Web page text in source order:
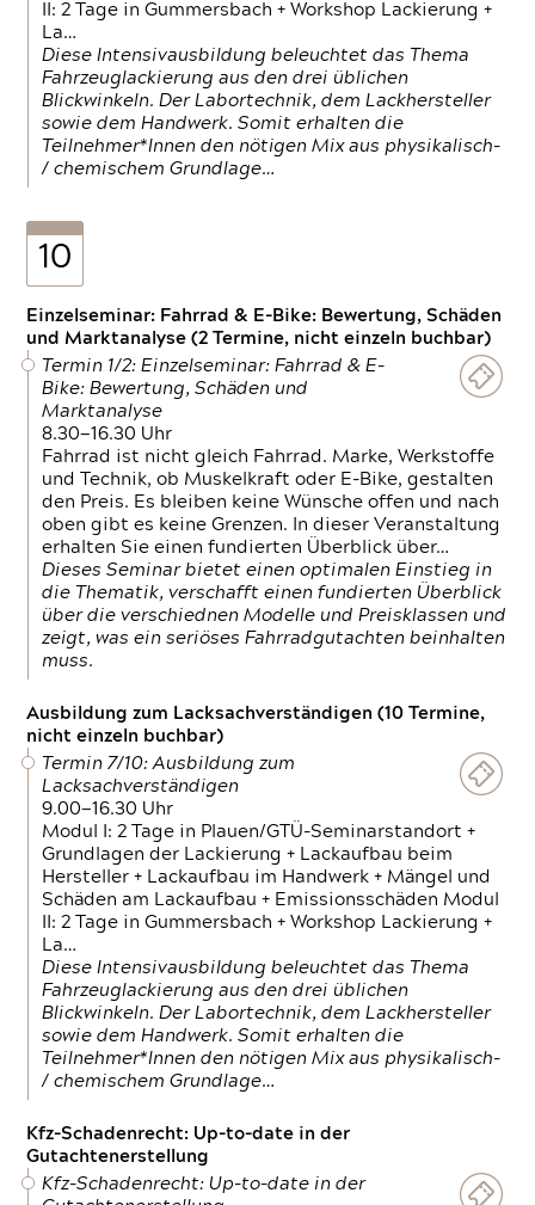
II: 2 Tage in Gummersbach + Workshop Lackierung +
La…
Diese Intensivausbildung beleuchtet das Thema
Fahrzeuglackierung aus den drei üblichen
Blickwinkeln. Der Labortechnik, dem Lackhersteller
sowie dem Handwerk. Somit erhalten die
Teilnehmer*Innen den nötigen Mix aus physikalisch-
/ chemischem Grundlage…
10
Einzelseminar: Fahrrad & E-Bike: Bewertung, Schäden
und Marktanalyse (2 Termine, nicht einzeln buchbar)
Termin 1/2: Einzelseminar: Fahrrad & E-
Bike: Bewertung, Schäden und
Marktanalyse
8.30—16.30 Uhr
Fahrrad ist nicht gleich Fahrrad. Marke, Werkstoffe
und Technik, ob Muskelkraft oder E-Bike, gestalten
den Preis. Es bleiben keine Wünsche offen und nach
oben gibt es keine Grenzen. In dieser Veranstaltung
erhalten Sie einen fundierten Überblick über…
Dieses Seminar bietet einen optimalen Einstieg in
die Thematik, verschafft einen fundierten Überblick
über die verschiednen Modelle und Preisklassen und
zeigt, was ein seriöses Fahrradgutachten beinhalten
muss.
Ausbildung zum Lacksachverständigen (10 Termine,
nicht einzeln buchbar)
Termin 7/10: Ausbildung zum
Lacksachverständigen
9.00—16.30 Uhr
Modul I: 2 Tage in Plauen/GTÜ-Seminarstandort +
Grundlagen der Lackierung + Lackaufbau beim
Hersteller + Lackaufbau im Handwerk + Mängel und
Schäden am Lackaufbau + Emissionsschäden Modul
II: 2 Tage in Gummersbach + Workshop Lackierung +
La…
Diese Intensivausbildung beleuchtet das Thema
Fahrzeuglackierung aus den drei üblichen
Blickwinkeln. Der Labortechnik, dem Lackhersteller
sowie dem Handwerk. Somit erhalten die
Teilnehmer*Innen den nötigen Mix aus physikalisch-
/ chemischem Grundlage…
Kfz-Schadenrecht: Up-to-date in der
Gutachtenerstellung
Kfz-Schadenrecht: Up-to-date in der